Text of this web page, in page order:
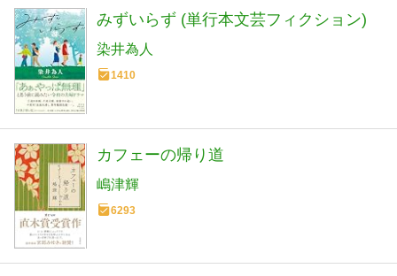
みずいらず (単行本文芸フィクション)
染井為人
1410
カフェーの帰り道
嶋津輝
6293